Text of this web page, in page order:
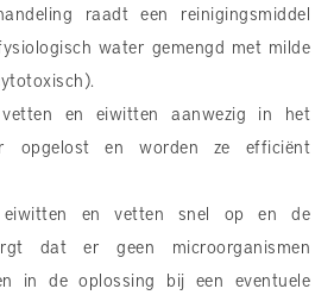
raadt een reinigingsmiddel
water gemengd met milde
en eiwitten aanwezig in het
opgelost en worden ze efficiënt
eiwitten en vetten snel op en de
dat er geen microorganismen
in de oplossing bij een eventuele